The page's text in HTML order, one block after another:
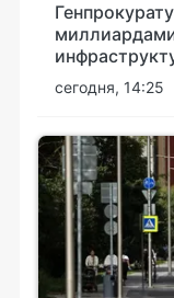
сегодня, 14:25